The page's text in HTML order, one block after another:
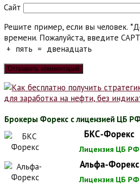
Сайт
Решите пример, если вы человек. *
времени. Пожалуйста, введите
+ пять = двенадцать
Брокеры Форекс с лицензией ЦБ
БКС-Форекс
Лицензия ЦБ РФ
Альфа-Форекс
Лицензия ЦБ РФ